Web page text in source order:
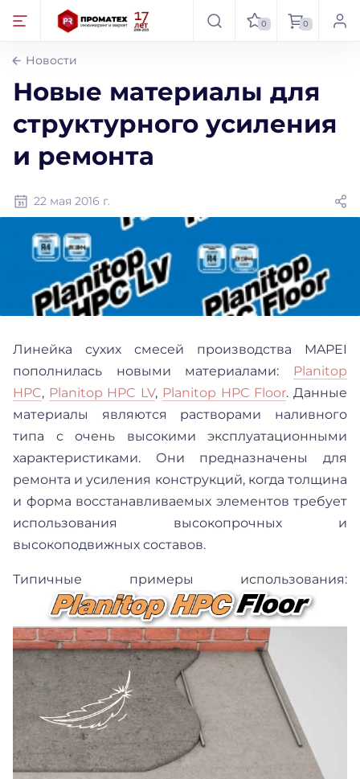
0 0
Новости
Новые материалы для
структурного усиления
и ремонта
22 мая 2016 г.
Линейка сухих смесей производства MAPEI
пополнилась новыми материалами: Planitop
HPC, Planitop HPC LV, Planitop HPC Floor. Данные
материалы являются растворами наливного
типа с очень высокими эксплуатационными
характеристиками. Они предназначены для
ремонта и усиления конструкций, когда толщина
и форма восстанавливаемых элементов требует
использования высокопрочных и
высокоподвижных составов.
Типичные примеры использования: